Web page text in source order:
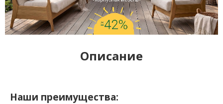
Описание
Наши преимущества: